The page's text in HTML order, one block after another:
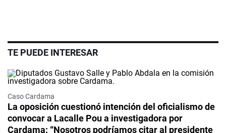
TE PUEDE INTERESAR
Caso Cardama
La oposición cuestionó intención del oficialismo de
convocar a Lacalle Pou a investigadora por
Cardama: “Nosotros podríamos citar al presidente